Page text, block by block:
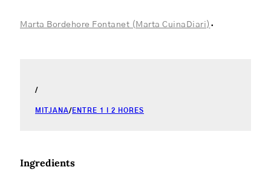
Marta Bordehore Fontanet (Marta CuinaDiari)·
/
MITJANA/ ENTRE 1 I 2 HORES
Ingredients